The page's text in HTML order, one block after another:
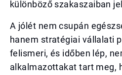
különböző szakaszaiban
A jólét nem csupán
hanem stratégiai vállalati
felismeri, és időben lép,
alkalmazottakat tart meg,